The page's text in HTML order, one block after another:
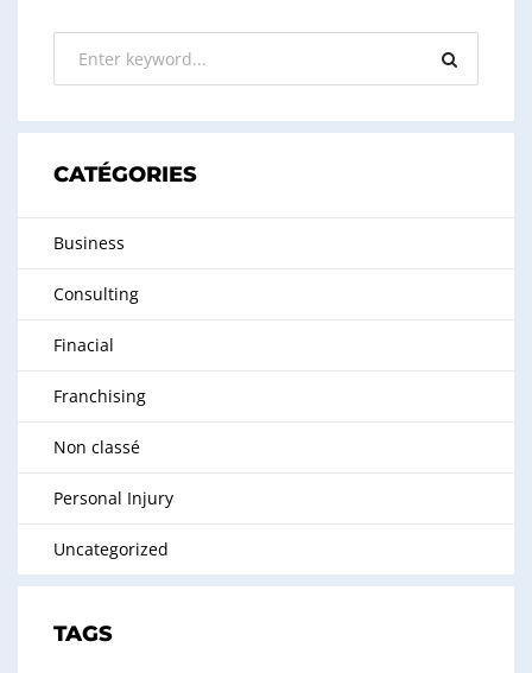
CATÉGORIES
Business
Consulting
Finacial
Franchising
Non classé
Personal Injury
Uncategorized
TAGS